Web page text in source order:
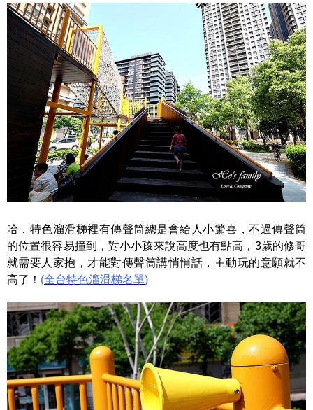
哈，特色溜滑梯裡有傳聲筒總是會給人小驚喜，不過傳聲筒
的位置很容易撞到，對小小孩來說高度也有點高，3歲的修哥
就需要人家抱，才能對傳聲筒講悄悄話，主動玩的意願就不
高了！ (全台特色溜滑梯名單)